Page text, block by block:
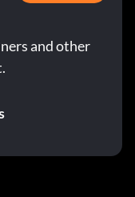
a los
la ciudad, recibes
tu tocador.
and other